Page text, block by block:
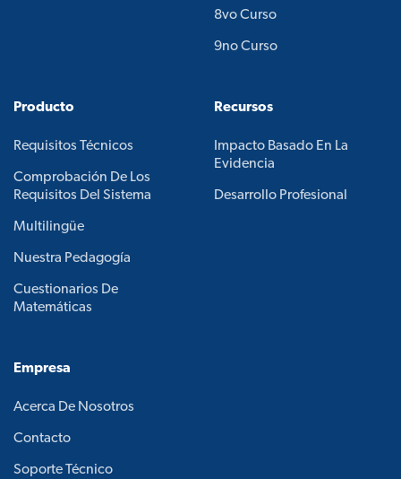
8vo Curso
9no Curso
Producto
Requisitos Técnicos
Comprobación De Los
Requisitos Del Sistema
Multilingüe
Nuestra Pedagogía
Cuestionarios De
Matemáticas
Recursos
Impacto Basado En La
Evidencia
Desarrollo Profesional
Empresa
Acerca De Nosotros
Contacto
Soporte Técnico